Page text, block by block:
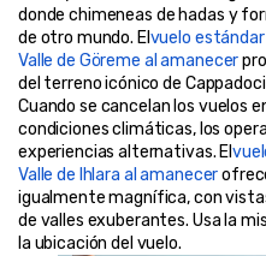
donde chimeneas de hadas y
de otro mundo. Elvuelo estándar
Valle de Göreme al amanecer
del terreno icónico de
Cuando se cancelan los vuelos
condiciones climáticas, los
experiencias alternativas. El
Valle de Ihlara al amanecer
igualmente magnífica, con
de valles exuberantes. Usa la
la ubicación del vuelo.